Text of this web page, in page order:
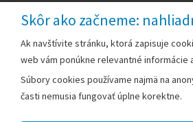
Skôr ako začneme:
Ak navštívite stránku, ktorá zapisuje
web vám ponúkne relevantné informácie
Súbory cookies používame najmä na
časti nemusia fungovať úplne korektne.
Mestský
Hlohovská